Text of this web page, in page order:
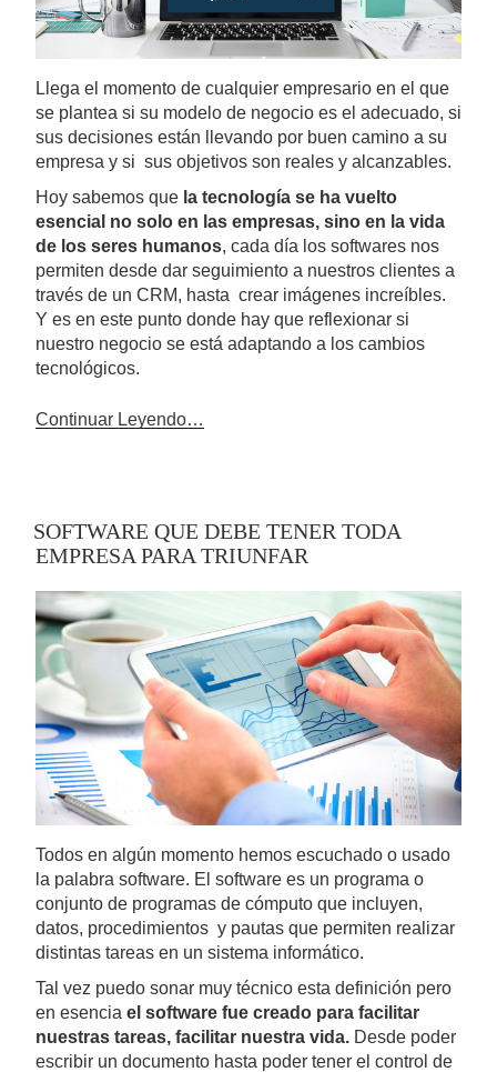
Llega el momento de cualquier empresario en el que
se plantea si su modelo de negocio es el adecuado, si
sus decisiones están llevando por buen camino a su
empresa y si sus objetivos son reales y alcanzables.
Hoy sabemos que la tecnología se ha vuelto
esencial no solo en las empresas, sino en la vida
de los seres humanos, cada día los softwares nos
permiten desde dar seguimiento a nuestros clientes a
través de un CRM, hasta crear imágenes increíbles.
Y es en este punto donde hay que reflexionar si
nuestro negocio se está adaptando a los cambios
tecnológicos.
Continuar Leyendo…
SOFTWARE QUE DEBE TENER TODA
EMPRESA PARA TRIUNFAR
Todos en algún momento hemos escuchado o usado
la palabra software. El software es un programa o
conjunto de programas de cómputo que incluyen,
datos, procedimientos y pautas que permiten realizar
distintas tareas en un sistema informático.
Tal vez puedo sonar muy técnico esta definición pero
en esencia el software fue creado para facilitar
nuestras tareas, facilitar nuestra vida. Desde poder
escribir un documento hasta poder tener el control de